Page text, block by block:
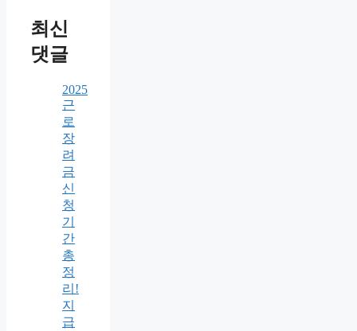
최신
댓글
2025
근
로
장
려
금
신
청
기
간
총
정
리!
지
급